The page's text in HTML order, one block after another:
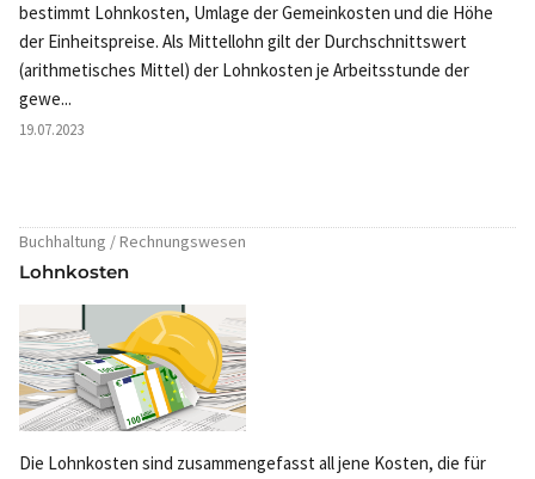
bestimmt Lohnkosten, Umlage der Gemeinkosten und die Höhe
der Einheitspreise. Als Mittellohn gilt der Durchschnittswert
(arithmetisches Mittel) der Lohnkosten je Arbeitsstunde der
gewe...
19.07.2023
Buchhaltung / Rechnungswesen
Lohnkosten
Die Lohnkosten sind zusammengefasst all jene Kosten, die für